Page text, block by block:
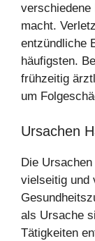
verschiedene
macht.
entzündliche
häufigsten.
frühzeitig
um
Ursachen
Die
vielseitig und
als Ursache
Tätigkeiten